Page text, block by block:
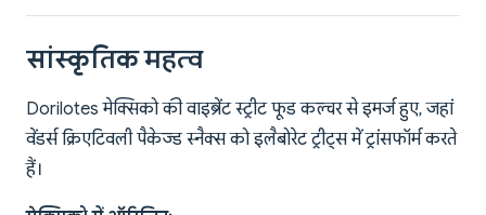
सांस्कृतिक महत्व
Dorilotes मेक्सिको की वाइब्रेंट स्ट्रीट फूड कल्चर से इमर्ज हुए, जहां
वेंडर्स क्रिएटिवली पैकेज्ड स्नैक्स को इलैबोरेट ट्रीट्स में ट्रांसफॉर्म करते
हैं।